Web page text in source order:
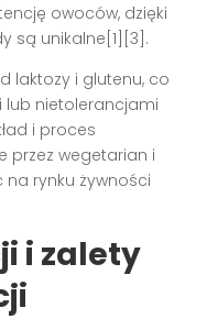
owoców, dzięki
są unikalne[1][3].
laktozy i glutenu, co
nietolerancjami
i proces
przez wegetarian i
rynku żywności
i zalety